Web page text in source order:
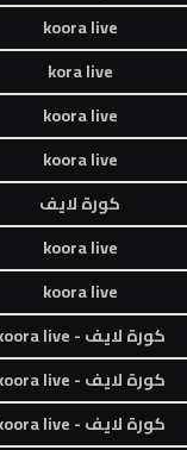
koora live
kora live
koora live
koora live
كورة لايف
koora live
koora live
كورة لايف - koora live
كورة لايف - koora live
كورة لايف - koora live